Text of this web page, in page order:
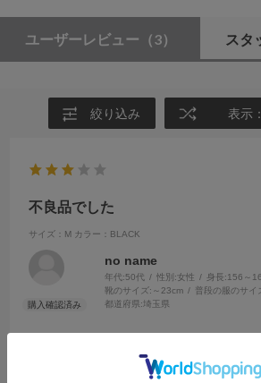
ユーザーレビュー （3） スタ
絞り込み 表示
不良品でした
サイズ：M カラー：BLACK
no name
年代:50代 性別:女性 身長:156～
靴のサイズ: ～23cm 普段の服のサイ
都道府県:埼玉県
段階で明らかにレースが足りてない部分があり